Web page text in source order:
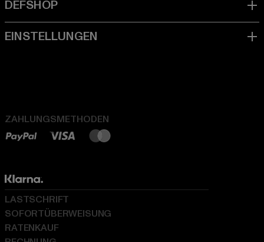
ZAHLUNGSMETHODEN
LASTSCHRIFT
SOFORTÜBERWEISUNG
RATENKAUF